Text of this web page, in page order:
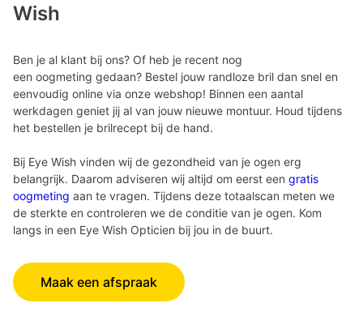
Wish
Ben je al klant bij ons? Of heb je recent nog
een oogmeting gedaan? Bestel jouw randloze bril dan snel en
eenvoudig online via onze webshop! Binnen een aantal
werkdagen geniet jij al van jouw nieuwe montuur. Houd tijdens
het bestellen je brilrecept bij de hand.
Bij Eye Wish vinden wij de gezondheid van je ogen erg
belangrijk. Daarom adviseren wij altijd om eerst een gratis
oogmeting aan te vragen. Tijdens deze totaalscan meten we
de sterkte en controleren we de conditie van je ogen. Kom
langs in een Eye Wish Opticien bij jou in de buurt.
Maak een afspraak